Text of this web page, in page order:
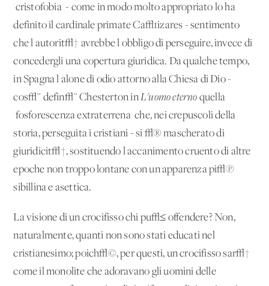
'cristofobia' - come in modo molto appropriato lo ha
definito il cardinale primate Ca√±izares - sentimento
che l'autorit√† avrebbe l'obbligo di perseguire, invece di
concedergli una copertura giuridica. Da qualche tempo,
in Spagna l'alone di odio attorno alla Chiesa di Dio -
cos√¨ defin√¨ Chesterton inL'uomo eterno quella
'fosforescenza extraterrena' che, nei crepuscoli della
storia, perseguita i cristiani - si √® mascherato di
giuridicit√†, sostituendo l'accanimento cruento di altre
epoche non troppo lontane con un'apparenza pi√π
sibillina e asettica.
La visione di un crocifisso chi pu√≤ offendere? Non,
naturalmente, quanti non sono stati educati nel
cristianesimo; poich√©, per questi, un crocifisso sar√†
come il monolite che adoravano gli uomini delle